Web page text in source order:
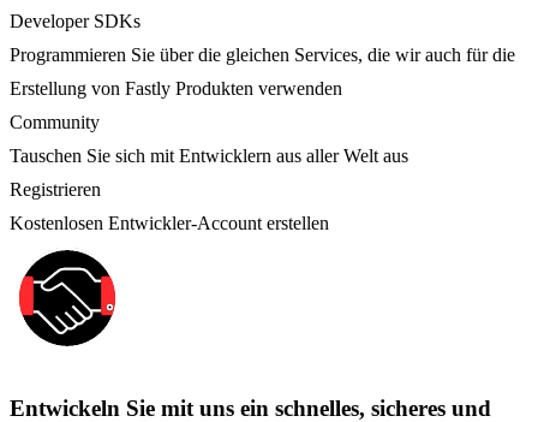
Developer SDKs
Programmieren Sie über die gleichen Services, die wir auch für die
Erstellung von Fastly Produkten verwenden
Community
Tauschen Sie sich mit Entwicklern aus aller Welt aus
Registrieren
Kostenlosen Entwickler-Account erstellen
Entwickeln Sie mit uns ein schnelles, sicheres und